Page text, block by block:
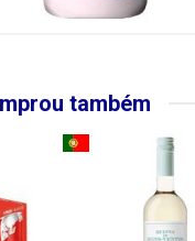
também